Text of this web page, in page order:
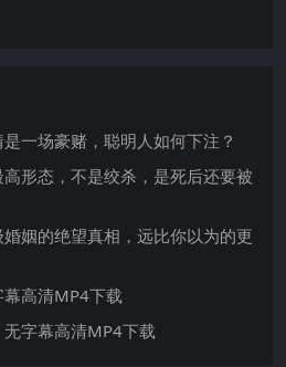
一场豪赌，聪明人如何下注？
高形态，不是绞杀，是死后还要被
婚姻的绝望真相，远比你以为的更
高清MP4下载
字幕高清MP4下载